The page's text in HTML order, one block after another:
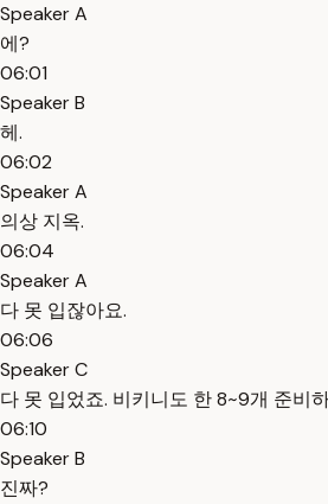
Speaker A
에?
06:01
Speaker B
헤.
06:02
Speaker A
의상 지옥.
06:04
Speaker A
다 못 입잖아요.
06:06
Speaker C
다 못 입었죠. 비키니도 한 8~9개 준비
06:10
Speaker B
진짜?